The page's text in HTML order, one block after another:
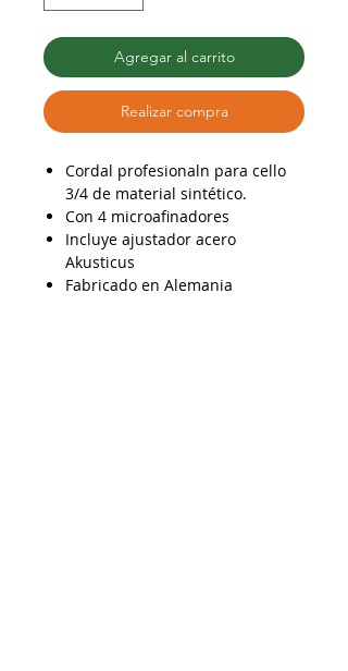
Agregar al carrito
Realizar compra
Cordal profesionaln para cello
3/4 de material sintético.
Con 4 microafinadores
Incluye ajustador acero
Akusticus
Fabricado en Alemania